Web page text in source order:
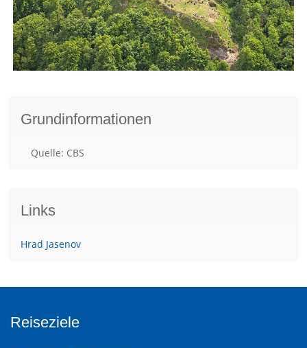
Grundinformationen
Quelle: CBS
Links
Hrad Jasenov
Reiseziele